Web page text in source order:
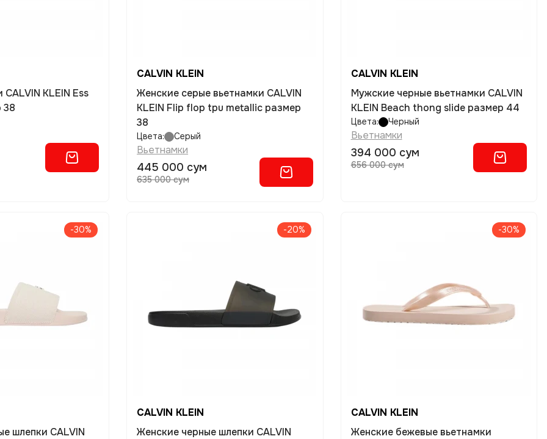
38
CALVIN KLEIN
Женские серые вьетнамки CALVIN
KLEIN Flip flop tpu metallic размер
38
Цвета: Серый
Вьетнамки
445 000 сум
635 000 сум
CALVIN KLEIN
Мужские черные вьетнамки CALVIN
KLEIN Beach thong slide размер 44
Цвета: Черный
Вьетнамки
394 000 сум
656 000 сум
-30%
шлепки CALVIN
-20%
CALVIN KLEIN
Женские черные шлепки CALVIN
-30%
CALVIN KLEIN
Женские бежевые вьетнамки